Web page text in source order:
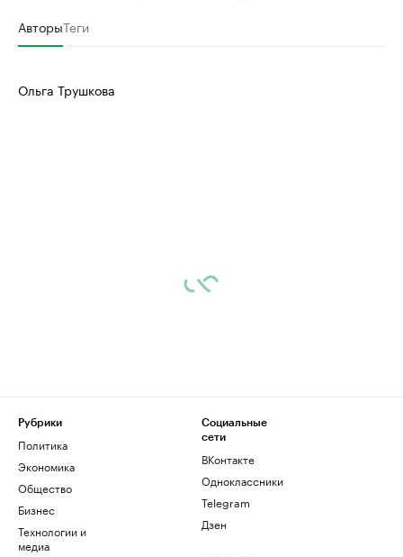
АвторыТеги
Ольга Трушкова
Рубрики
Политика
Экономика
Общество
Бизнес
Технологии и
медиа
Социальные
сети
ВКонтакте
Одноклассники
Telegram
Дзен